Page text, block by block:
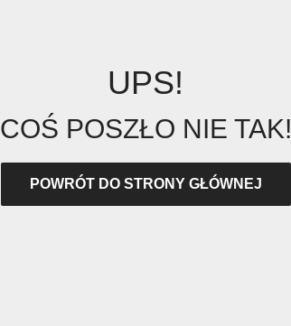
UPS!
COŚ POSZŁO NIE TAK!
POWRÓT DO STRONY GŁÓWNEJ